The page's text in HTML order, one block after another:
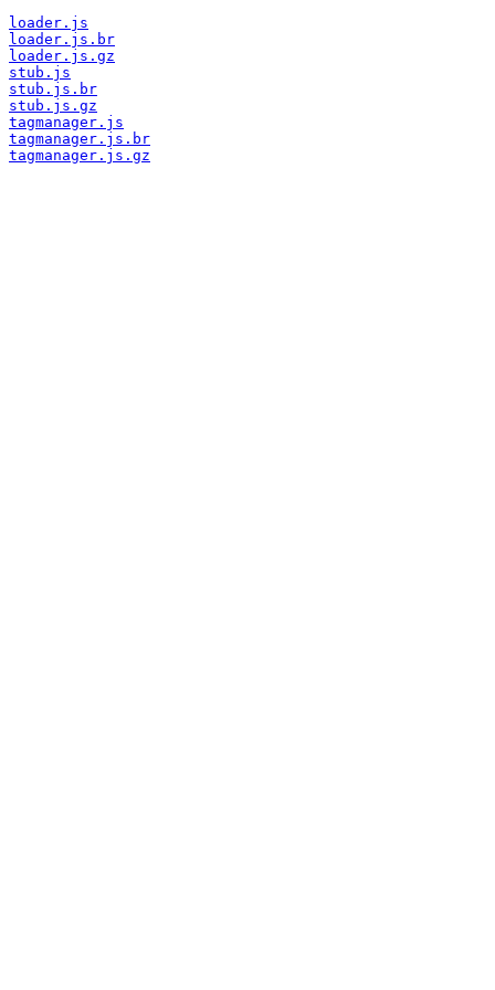
loader.js
loader.js.br
loader.js.gz
stub.js
stub.js.br
stub.js.gz
tagmanager.js
tagmanager.js.br
tagmanager.js.gz